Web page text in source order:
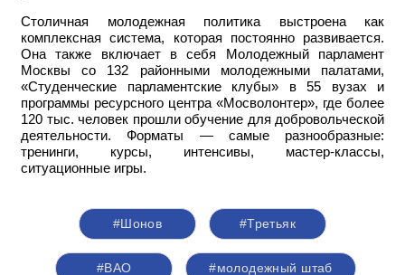
Столичная молодежная политика выстроена как
комплексная система, которая постоянно развивается.
Она также включает в себя Молодежный парламент
Москвы со 132 районными молодежными палатами,
«Студенческие парламентские клубы» в 55 вузах и
программы ресурсного центра «Мосволонтер», где более
120 тыс. человек прошли обучение для добровольческой
деятельности. Форматы — самые разнообразные:
тренинги, курсы, интенсивы, мастер-классы,
ситуационные игры.
#Шонов #Третьяк
#ВАО #молодежный штаб